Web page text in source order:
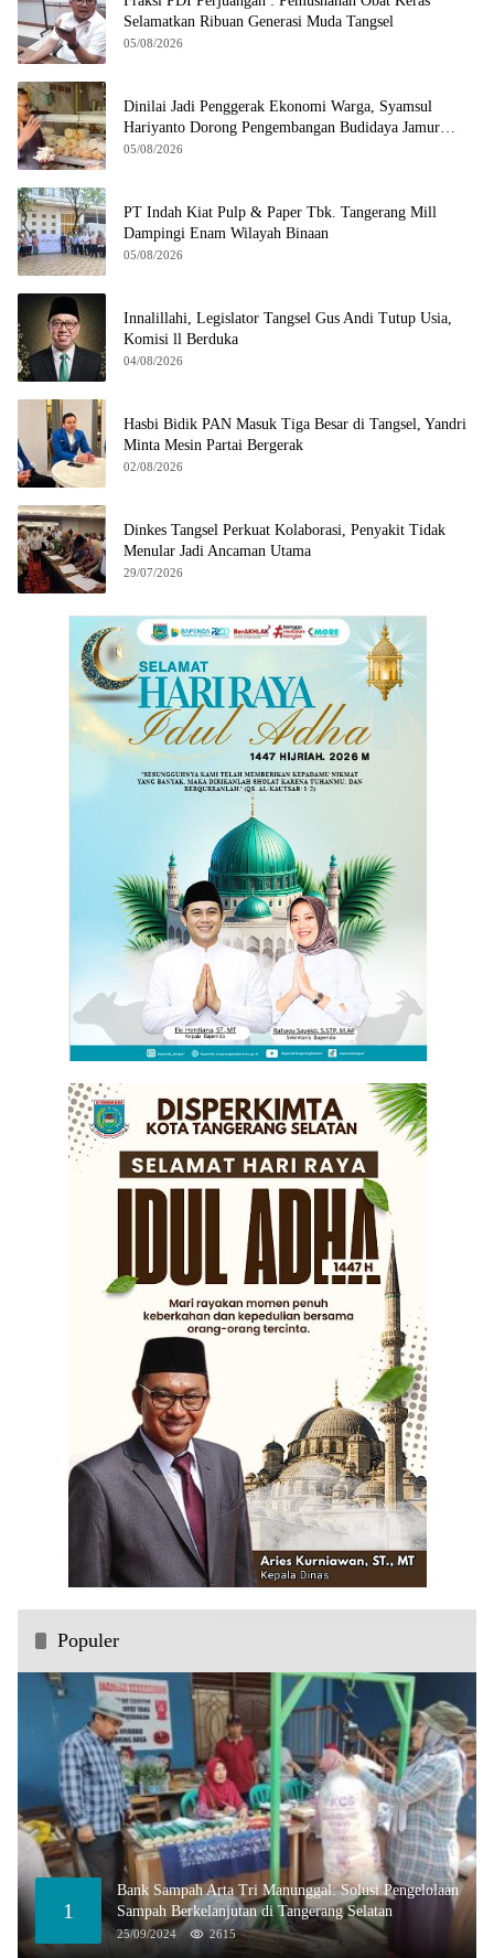
Selamatkan Ribuan Generasi Muda Tangsel
05/08/2026
Dinilai Jadi Penggerak Ekonomi Warga, Syamsul
Hariyanto Dorong Pengembangan Budidaya Jamur
Crispy di Serpong
05/08/2026
PT Indah Kiat Pulp & Paper Tbk. Tangerang Mill
Dampingi Enam Wilayah Binaan
05/08/2026
Innalillahi, Legislator Tangsel Gus Andi Tutup Usia,
Komisi ll Berduka
04/08/2026
Hasbi Bidik PAN Masuk Tiga Besar di Tangsel, Yandri
Minta Mesin Partai Bergerak
02/08/2026
Dinkes Tangsel Perkuat Kolaborasi, Penyakit Tidak
Menular Jadi Ancaman Utama
29/07/2026
Populer
1
Bank Sampah Arta Tri Manunggal: Solusi Pengelolaan
Sampah Berkelanjutan di Tangerang Selatan
25/09/2024 2615